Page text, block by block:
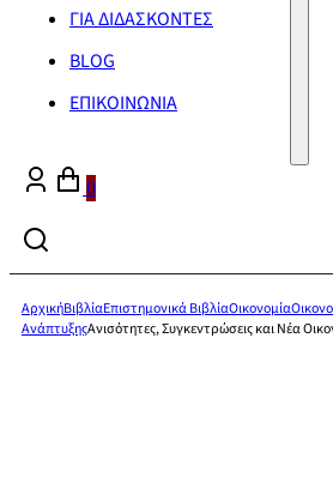
ΓΙΑ ΔΙΔΑΣΚΟΝΤΕΣ
BLOG
ΕΠΙΚΟΙΝΩΝΙΑ
0
ΑρχικήΒιβλίαΕπιστημονικά ΒιβλίαΟικονομία
ΑνάπτυξηςΑνισότητες, Συγκεντρώσεις και Νέα